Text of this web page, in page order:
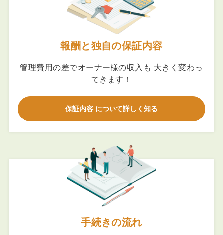
報酬と独自の保証内容
管理費用の差でオーナー様の収入も 大きく変わっ
てきます！
保証内容 について詳しく知る
手続きの流れ